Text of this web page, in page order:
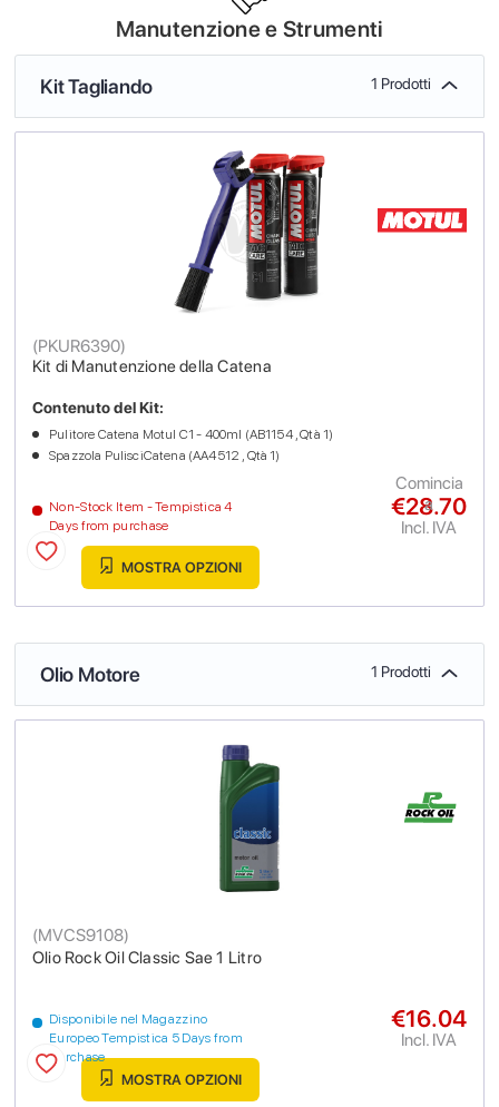
Manutenzione e Strumenti
Kit Tagliando 1 Prodotti
Kit di Manutenzione della Catena
(PKUR6390)
Non-Stock Item - Tempistica 4
Days from purchase
Contenuto del Kit:
Pulitore Catena Motul C1 - 400ml (AB1154 , Qtà 1)
Spazzola PulisciCatena (AA4512 , Qtà 1)
€28.70
Incl. IVA
Comincia
a
MOSTRA OPZIONI
Olio Motore 1 Prodotti
Olio Rock Oil Classic Sae 1 Litro
(MVCS9108)
Disponibile nel Magazzino
Europeo Tempistica 5 Days from
purchase
€16.04
Incl. IVA
MOSTRA OPZIONI